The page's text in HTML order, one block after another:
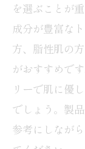
トナ
トナ
トナーパ
トナ
フェ
択
を選ぶことが
成分が豊富な
方、脂性肌の
がおすすめで
リーで肌に優
でしょう。製
参考にしなが